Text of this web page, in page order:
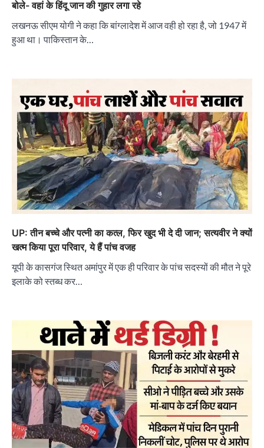
बोले- वहां के हिंदू जान की गुहार लगा रहे
लखनऊ सीएम योगी ने कहा कि बांग्लादेश में आज वही हो रहा है, जो 1947 में
हुआ था। पाकिस्तान के…
UP: तीन बच्चे और पत्नी का कत्ल, फिर खुद भी दे दी जान; सत्यवीर ने क्यों
खत्म किया पूरा परिवार, ये हैं पांच वजह
यूपी के कासगंज स्थित अमांपुर में एक ही परिवार के पांच सदस्यों की मौत ने पूरे
इलाके को स्तब्ध कर…